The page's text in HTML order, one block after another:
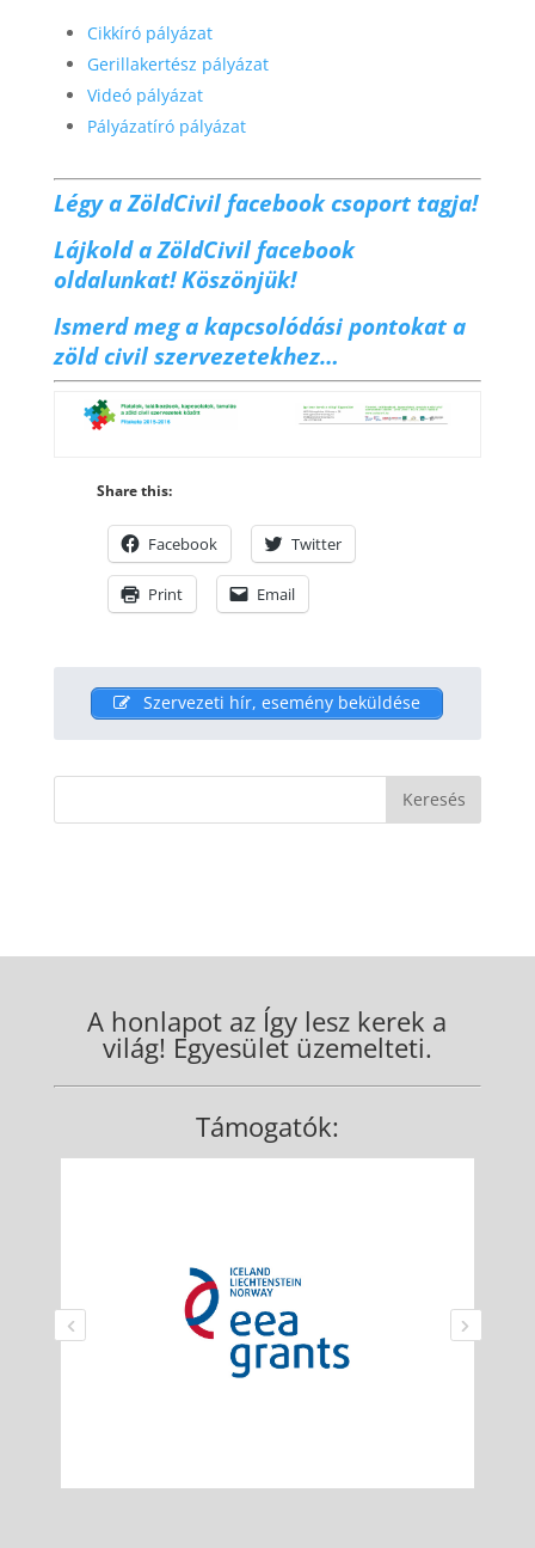
Cikkíró pályázat
Gerillakertész pályázat
Videó pályázat
Pályázatíró pályázat
Légy a ZöldCivil facebook csoport tagja!
Lájkold a ZöldCivil facebook
oldalunkat! Köszönjük!
Ismerd meg a kapcsolódási pontokat a
zöld civil szervezetekhez…
Share this:
Facebook Twitter
Print Email
Szervezeti hír, esemény beküldése
A honlapot az Így lesz kerek a
világ! Egyesület üzemelteti.
Támogatók: